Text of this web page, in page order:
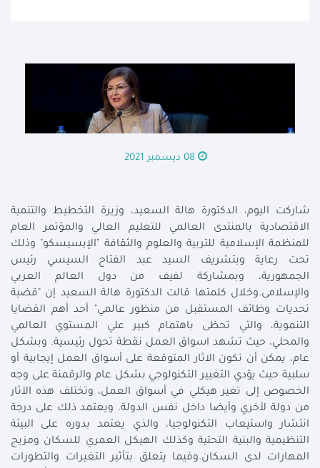
08 ديسمبر 2021
شاركت اليوم، الدكتورة هالة السعيد، وزيرة التخطيط والتنمية
الاقتصادية بالمنتدى العالمي للتعليم العالي والمؤتمر العام
للمنظمة الإسلامية للتربية والعلوم والثقافة "الإيسيسكو" وذلك
تحت رعاية وبتشريف السيد عبد الفتاح السيسي رئيس
الجمهورية، وبمشاركة لفيف من دول العالم العربي
والإسلامى.وخلال كلمتها قالت الدكتورة هالة السعيد إن "قضية
تحديات وظائف المستقبل من منظور عالمي" أحد أهم القضايا
التنموية، والتي تحظى باهتمام كبير علي المستوي العالمي
والمحلي، حيث تشهد اسواق العمل نقطة تحول رئيسية. وبشكل
عام، يمكن أن تكون الاثار المتوقعة على أسواق العمل إيجابية أو
سلبية حيث يؤدي التغيير التكنولوجي بشكل عام والرقمنة على وجه
الخصوص إلى تغير هيكلي في أسواق العمل، وتختلف هذه الآثار
من دولة لأخري وأيضا داخل نفس الدولة. ويعتمد ذلك على درجة
انتشار واستيعاب التكنولوجيا، والذي يعتمد بدوره على البيئة
التنظيمية والبنية التحتية وكذلك الهيكل العمري للسكان ومزيج
المهارات لدى السكان.وفيما يتعلق بتأثير التغيرات والتطورات